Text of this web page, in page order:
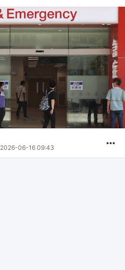
2026-06-16 09:43